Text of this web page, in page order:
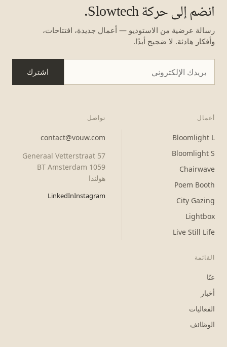
انضم إلى حركة Slowtech.
رسالة عرضية من الاستوديو — أعمال جديدة، افتتاحات،
وأفكار هادئة. لا ضجيج أبدًا.
اشترك
أعمال
Bloomlight L
Bloomlight S
Chairwave
Poem Booth
City Gazing
Lightbox
Live Still Life
القائمة
عنّا
أخبار
الفعاليات
الوظائف
تواصل
contact@vouw.com
Generaal Vetterstraat 57
1059 BT Amsterdam
هولندا
Instagram
LinkedIn